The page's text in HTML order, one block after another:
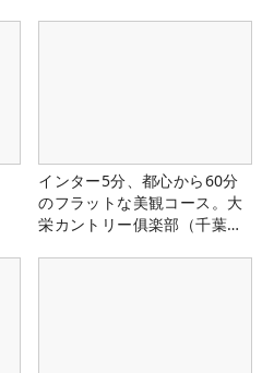
インター5分、都心から60分
のフラットな美観コース。大
栄カントリー俱楽部（千葉